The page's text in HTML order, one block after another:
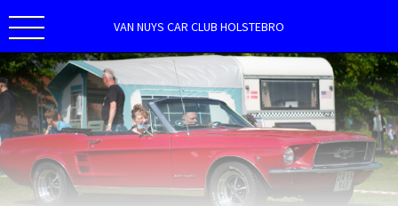
VAN NUYS CAR CLUB HOLSTEBRO